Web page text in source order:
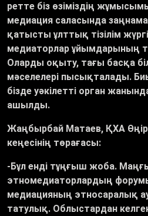
ретте біз өзіміздің
медиация саласында
қатысты ұлттық тізілім
медиаторлар ұйымдарының
Оларды оқыту, тағы басқа
мәселелері пысықталады.
бізде уәкілетті орган
ашылды.
Жаңбырбай Матаев, ҚХА
кеңесінің төрағасы:
-Бұл енді тұңғыш жоба.
этномедиаторлардың
медиацияның этносаралық
татулық. Облыстардан